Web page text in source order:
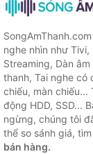
nghe nhìn như
Streaming, Dàn
thanh, Tai nghe có
chiếu, màn
động HDD, SSD...
ngừng, chúng tôi
thể so sánh giá,
bán hàng.